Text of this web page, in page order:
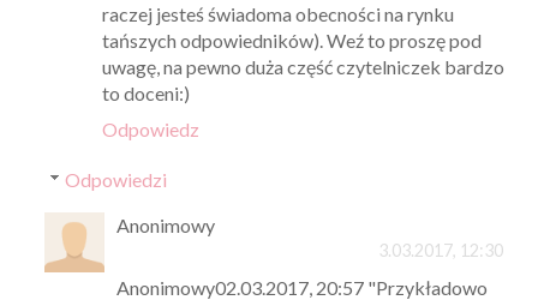
raczej jesteś świadoma obecności na rynku
tańszych odpowiedników). Weź to proszę pod
uwagę, na pewno duża część czytelniczek bardzo
to doceni:)
Odpowiedz
Odpowiedzi
Anonimowy
3.03.2017, 12:30
Anonimowy02.03.2017, 20:57 "Przykładowo